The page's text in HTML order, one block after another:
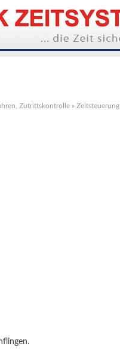
Zutrittskontrolle » Zeitsteuerung